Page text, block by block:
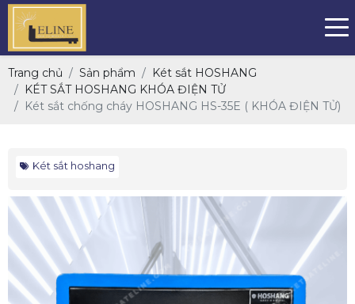
Trang chủ Sản phẩm
Két sắt HOSHANG
KÉT SẮT HOSHANG KHÓA ĐIỆN TỬ
Két sắt chống cháy HOSHANG HS-35E ( KHÓA ĐIỆN TỬ)
Két sắt hoshang